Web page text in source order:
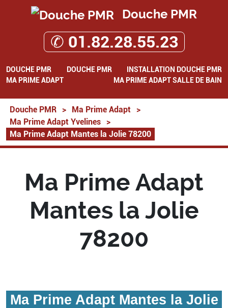
Douche PMR
✆ 01.82.28.55.23
DOUCHE PMR DOUCHE PMR
INSTALLATION DOUCHE PMR
MA PRIME ADAPT
MA PRIME ADAPT SALLE DE BAIN
Douche PMR > Ma Prime Adapt
>
Ma Prime Adapt Yvelines
>
Ma Prime Adapt Mantes la Jolie 78200
Ma Prime Adapt
Mantes la Jolie
78200
Ma Prime Adapt Mantes la Jolie